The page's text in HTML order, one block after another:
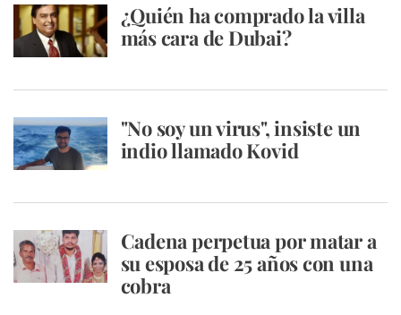
¿Quién ha comprado la villa
más cara de Dubai?
"No soy un virus", insiste un
indio llamado Kovid
Cadena perpetua por matar a
su esposa de 25 años con una
cobra